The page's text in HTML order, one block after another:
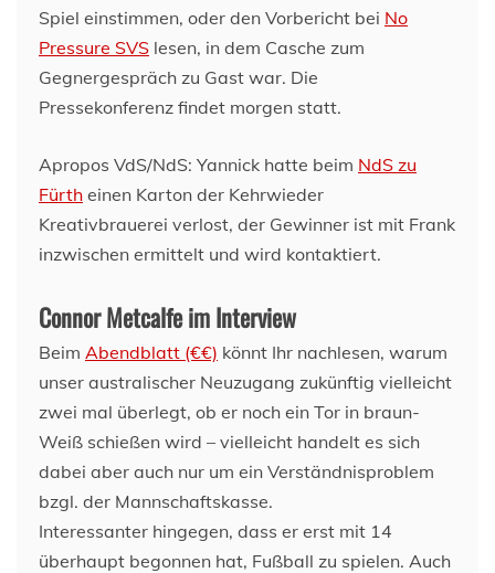
Spiel einstimmen, oder den Vorbericht bei No
Pressure SVS lesen, in dem Casche zum
Gegnergespräch zu Gast war. Die
Pressekonferenz findet morgen statt.
Apropos VdS/NdS: Yannick hatte beim NdS zu
Fürth einen Karton der Kehrwieder
Kreativbrauerei verlost, der Gewinner ist mit Frank
inzwischen ermittelt und wird kontaktiert.
Connor Metcalfe im Interview
Beim Abendblatt (€€) könnt Ihr nachlesen, warum
unser australischer Neuzugang zukünftig vielleicht
zwei mal überlegt, ob er noch ein Tor in braun-
Weiß schießen wird – vielleicht handelt es sich
dabei aber auch nur um ein Verständnisproblem
bzgl. der Mannschaftskasse.
Interessanter hingegen, dass er erst mit 14
überhaupt begonnen hat, Fußball zu spielen. Auch